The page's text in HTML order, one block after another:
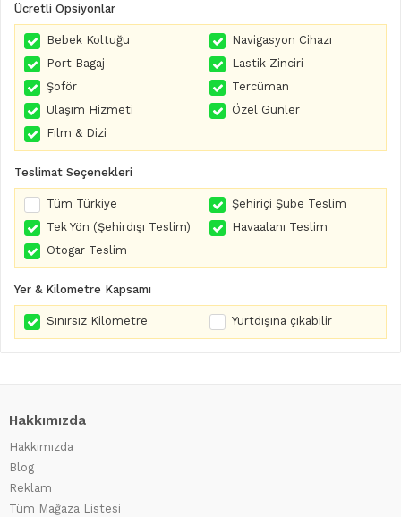
Ücretli Opsiyonlar
Bebek Koltuğu
Navigasyon Cihazı
Port Bagaj
Lastik Zinciri
Şoför
Tercüman
Ulaşım Hizmeti
Özel Günler
Film & Dizi
Teslimat Seçenekleri
Tüm Türkiye
Şehiriçi Şube Teslim
Tek Yön (Şehirdışı Teslim)
Havaalanı Teslim
Otogar Teslim
Yer & Kilometre Kapsamı
Sınırsız Kilometre Yurtdışına çıkabilir
Hakkımızda
Hakkımızda
Blog
Reklam
Tüm Mağaza Listesi